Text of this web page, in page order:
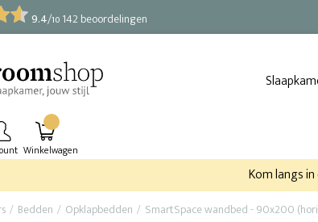
9.4/10 142 beoordelingen
Winkelwagen
Kom langs
Bedden Opklapbedden SmartSpace wandbed - 90x200